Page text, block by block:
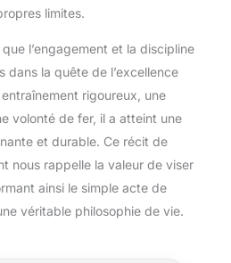
limites.
l’engagement et la discipline
dans la quête de l’excellence
rigoureux, une
volonté de fer, il a atteint une
et durable. Ce récit de
nous rappelle la valeur de viser
ainsi le simple acte de
véritable philosophie de vie.